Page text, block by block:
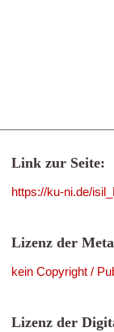
Link zur Seite:
https://ku-ni.de/
Lizenz der
kein Copyright /
Lizenz der